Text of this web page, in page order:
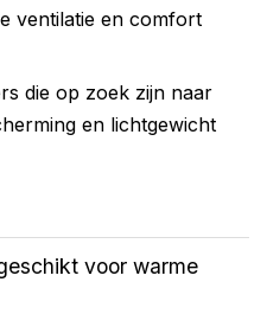
ventilatie en comfort
die op zoek zijn naar
en lichtgewicht
voor warme